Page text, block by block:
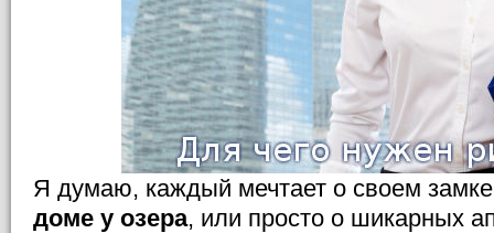
Я думаю, каждый мечтает о своем
доме у озера, или просто о шикарных